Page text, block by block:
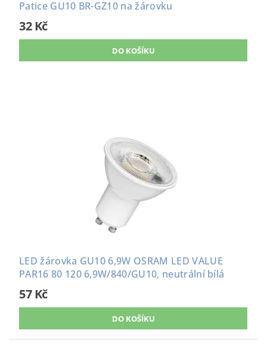
Patice GU10 BR-GZ10 na žárovku
32 Kč
LED žárovka GU10 6,9W OSRAM LED VALUE
PAR16 80 120 6,9W/840/GU10, neutrální bílá
57 Kč